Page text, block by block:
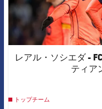
レアル・ソシエダ -
ティア
トップチーム